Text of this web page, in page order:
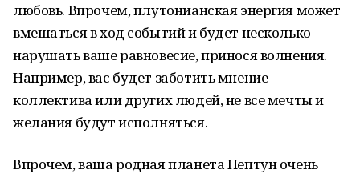
любовь. Впрочем, плутонианская энергия может
вмешаться в ход событий и будет несколько
нарушать ваше равновесие, принося волнения.
Например, вас будет заботить мнение
коллектива или других людей, не все мечты и
желания будут исполняться.
Впрочем, ваша родная планета Нептун очень